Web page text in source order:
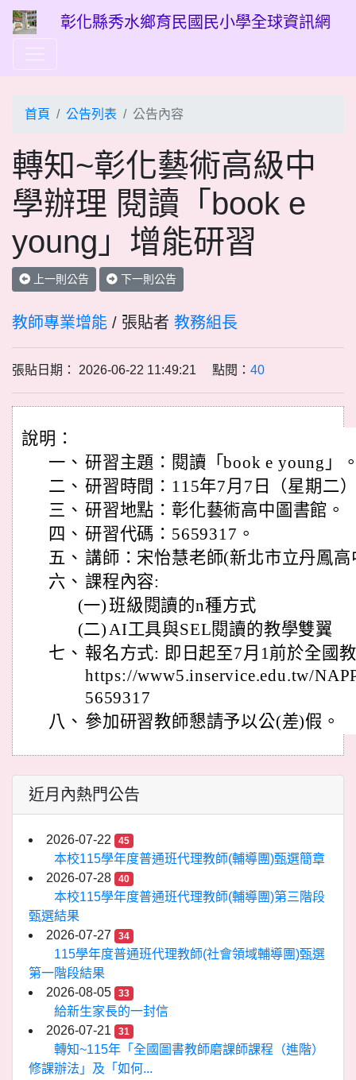
彰化縣秀水鄉育民國民小學全球資訊網
首頁 公告列表 公告內容
轉知~彰化藝術高級中
學辦理 閱讀「book e
young」增能研習
上一則公告 下一則公告
教師專業增能 / 張貼者 教務組長
張貼日期： 2026-06-22 11:49:21 點閱： 40
說明：
一、 研習主題：閱讀「book e young」
二、 研習時間：115年7月7日（星期二
三、 研習地點：彰化藝術高中圖書館。
四、 研習代碼：5659317。
五、 講師：宋怡慧老師(新北市立丹鳳
六、 課程內容:
(一)班級閱讀的n種方式
(二)AI工具與SEL閱讀的教學雙翼
七、 報名方式: 即日起至7月1前於全國
https://www5.inservice.edu.tw/
5659317
八、 參加研習教師懇請予以公(差)假。
近月內熱門公告
2026-07-22 45
本校115學年度普通班代理教師(輔導團)甄選簡章
2026-07-28
40
本校115學年度普通班代理教師(輔導團)第三階段
甄選結果
2026-07-27
34
115學年度普通班代理教師(社會領域輔導團)甄選
第一階段結果
2026-08-05
33
給新生家長的一封信
2026-07-21
31
轉知~115年「全國圖書教師磨課師課程（進階）
修課辦法」及「如何...